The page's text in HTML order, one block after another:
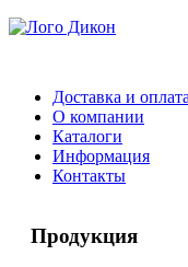
Доставка и оплата
О компании
Каталоги
Информация
Контакты
Продукция